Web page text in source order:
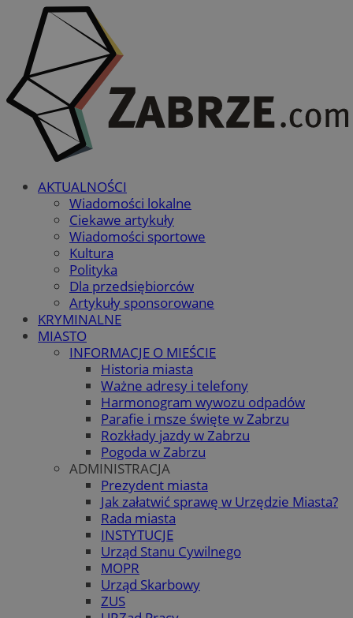
AKTUALNOŚCI
Wiadomości lokalne
Ciekawe artykuły
Wiadomości sportowe
Kultura
Polityka
Dla przedsiębiorców
Artykuły sponsorowane
KRYMINALNE
MIASTO
INFORMACJE O MIEŚCIE
Historia miasta
Ważne adresy i telefony
Harmonogram wywozu odpadów
Parafie i msze święte w Zabrzu
Rozkłady jazdy w Zabrzu
Pogoda w Zabrzu
ADMINISTRACJA
Prezydent miasta
Jak załatwić sprawę w Urzędzie Miasta?
Rada miasta
INSTYTUCJE
Urząd Stanu Cywilnego
MOPR
Urząd Skarbowy
ZUS